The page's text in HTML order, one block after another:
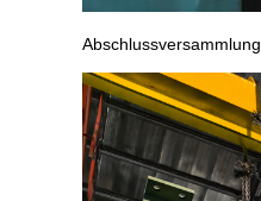
Abschlussversammlung